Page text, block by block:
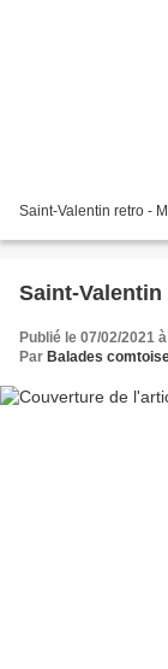
Saint-Valentin retro -
Saint-
Publié le 07/02/2021
Par Balades